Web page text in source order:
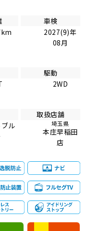
車検
2027(9)年
08月
駆動
2WD
ル
取扱店舗
埼玉県
本庄早稲田
店